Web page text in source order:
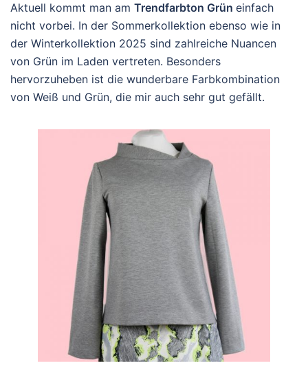
Aktuell kommt man am Trendfarbton Grün einfach
nicht vorbei. In der Sommerkollektion ebenso wie in
der Winterkollektion 2025 sind zahlreiche Nuancen
von Grün im Laden vertreten. Besonders
hervorzuheben ist die wunderbare Farbkombination
von Weiß und Grün, die mir auch sehr gut gefällt.